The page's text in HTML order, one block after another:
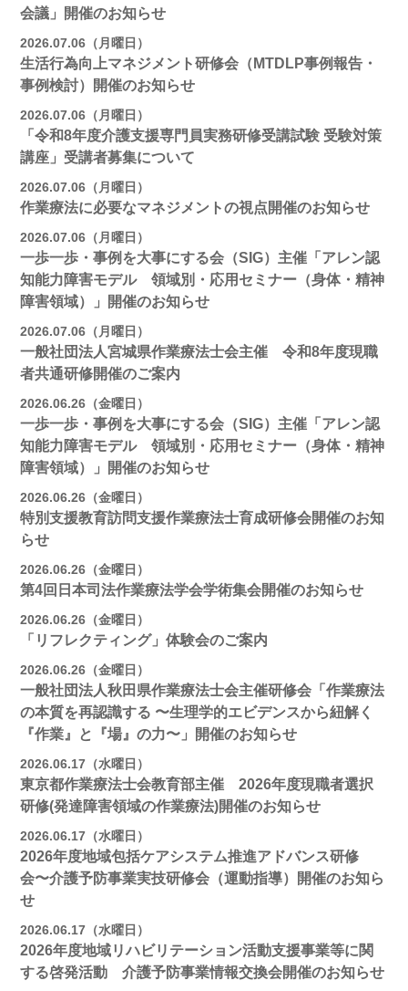
会議」開催のお知らせ
2026.07.06（月曜日）
生活行為向上マネジメント研修会（MTDLP事例報告・
事例検討）開催のお知らせ
2026.07.06（月曜日）
「令和8年度介護支援専門員実務研修受講試験 受験対策
講座」受講者募集について
2026.07.06（月曜日）
作業療法に必要なマネジメントの視点開催のお知らせ
2026.07.06（月曜日）
一歩一歩・事例を大事にする会（SIG）主催「アレン認
知能力障害モデル 領域別・応用セミナー（身体・精神
障害領域）」開催のお知らせ
2026.07.06（月曜日）
一般社団法人宮城県作業療法士会主催 令和8年度現職
者共通研修開催のご案内
2026.06.26（金曜日）
一歩一歩・事例を大事にする会（SIG）主催「アレン認
知能力障害モデル 領域別・応用セミナー（身体・精神
障害領域）」開催のお知らせ
2026.06.26（金曜日）
特別支援教育訪問支援作業療法士育成研修会開催のお知
らせ
2026.06.26（金曜日）
第4回日本司法作業療法学会学術集会開催のお知らせ
2026.06.26（金曜日）
「リフレクティング」体験会のご案内
2026.06.26（金曜日）
一般社団法人秋田県作業療法士会主催研修会「作業療法
の本質を再認識する 〜生理学的エビデンスから紐解く
『作業』と『場』の力〜」開催のお知らせ
2026.06.17（水曜日）
東京都作業療法士会教育部主催 2026年度現職者選択
研修(発達障害領域の作業療法)開催のお知らせ
2026.06.17（水曜日）
2026年度地域包括ケアシステム推進アドバンス研修
会〜介護予防事業実技研修会（運動指導）開催のお知ら
せ
2026.06.17（水曜日）
2026年度地域リハビリテーション活動支援事業等に関
する啓発活動 介護予防事業情報交換会開催のお知らせ